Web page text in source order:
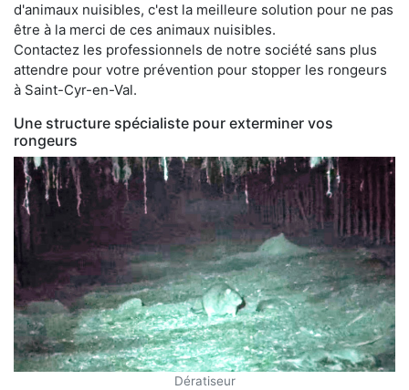
d'animaux nuisibles, c'est la meilleure solution pour ne pas
être à la merci de ces animaux nuisibles.
Contactez les professionnels de notre société sans plus
attendre pour votre prévention pour stopper les rongeurs
à Saint-Cyr-en-Val.
Une structure spécialiste pour exterminer vos
rongeurs
Dératiseur